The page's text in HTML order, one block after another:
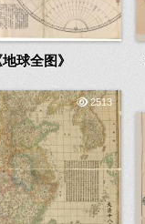
球全图》
2513